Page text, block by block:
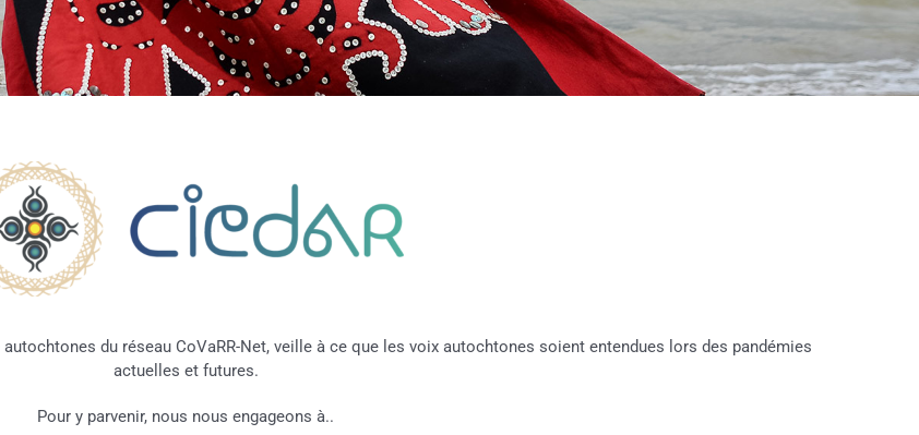
du réseau CoVaRR-Net, veille à ce que les voix autochtones soient entendues lors des pandémies
actuelles et futures.
Pour y parvenir, nous nous engageons à..